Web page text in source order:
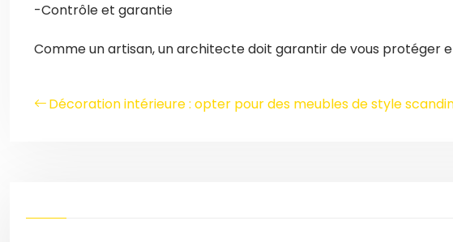
-Contrôle et garantie
Comme un artisan, un architecte doit garantir de vous protéger
Décoration intérieure : opter pour des meubles de style